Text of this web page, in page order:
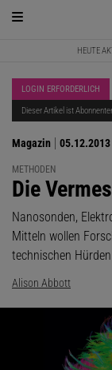
HEUTE
LOGIN ERFORDERLICH
Dieser Artikel ist
Magazin 05.12.2013
METHODEN
:
Die
Nanosonden,
Mitteln wollen
technischen
Alison Abbott